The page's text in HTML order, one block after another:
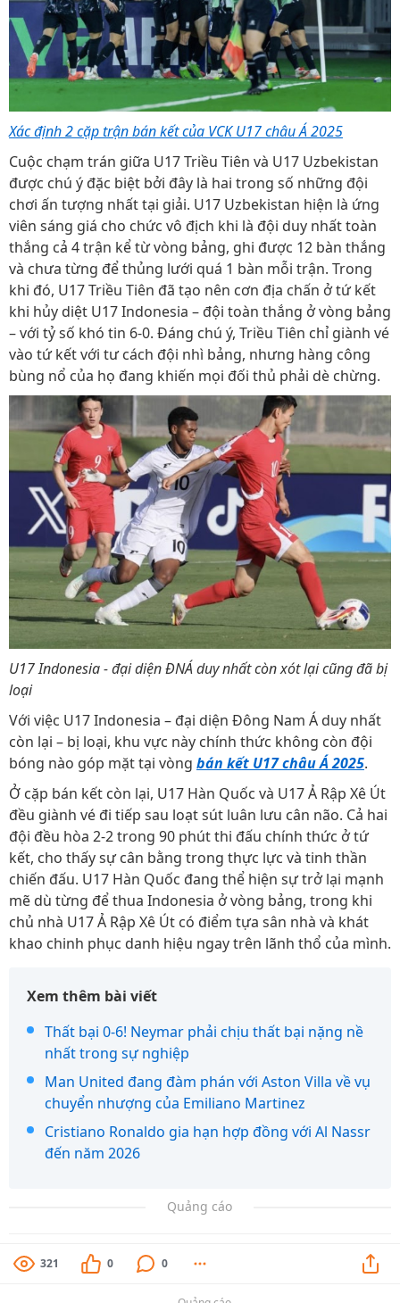
Xác định 2 cặp trận bán kết của VCK U17 châu Á 2025
Cuộc chạm trán giữa U17 Triều Tiên và U17 Uzbekistan
được chú ý đặc biệt bởi đây là hai trong số những đội
chơi ấn tượng nhất tại giải. U17 Uzbekistan hiện là ứng
viên sáng giá cho chức vô địch khi là đội duy nhất toàn
thắng cả 4 trận kể từ vòng bảng, ghi được 12 bàn thắng
và chưa từng để thủng lưới quá 1 bàn mỗi trận. Trong
khi đó, U17 Triều Tiên đã tạo nên cơn địa chấn ở tứ kết
khi hủy diệt U17 Indonesia – đội toàn thắng ở vòng bảng
– với tỷ số khó tin 6-0. Đáng chú ý, Triều Tiên chỉ giành vé
vào tứ kết với tư cách đội nhì bảng, nhưng hàng công
bùng nổ của họ đang khiến mọi đối thủ phải dè chừng.
U17 Indonesia - đại diện ĐNÁ duy nhất còn xót lại cũng đã bị
loại
Với việc U17 Indonesia – đại diện Đông Nam Á duy nhất
còn lại – bị loại, khu vực này chính thức không còn đội
bóng nào góp mặt tại vòng bán kết U17 châu Á 2025.
Ở cặp bán kết còn lại, U17 Hàn Quốc và U17 Ả Rập Xê Út
đều giành vé đi tiếp sau loạt sút luân lưu cân não. Cả hai
đội đều hòa 2-2 trong 90 phút thi đấu chính thức ở tứ
kết, cho thấy sự cân bằng trong thực lực và tinh thần
chiến đấu. U17 Hàn Quốc đang thể hiện sự trở lại mạnh
mẽ dù từng để thua Indonesia ở vòng bảng, trong khi
chủ nhà U17 Ả Rập Xê Út có điểm tựa sân nhà và khát
khao chinh phục danh hiệu ngay trên lãnh thổ của mình.
Xem thêm bài viết
Thất bại 0-6! Neymar phải chịu thất bại nặng nề
nhất trong sự nghiệp
Man United đang đàm phán với Aston Villa về vụ
chuyển nhượng của Emiliano Martinez
Cristiano Ronaldo gia hạn hợp đồng với Al Nassr
đến năm 2026
Quảng cáo
321 0 0